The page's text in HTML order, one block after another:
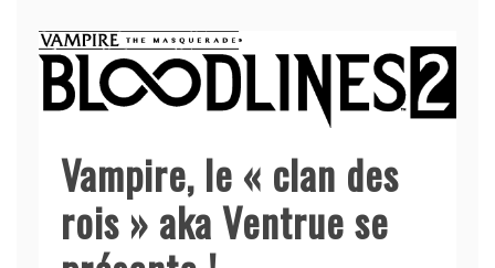
Vampire, le « clan des
rois » aka Ventrue se